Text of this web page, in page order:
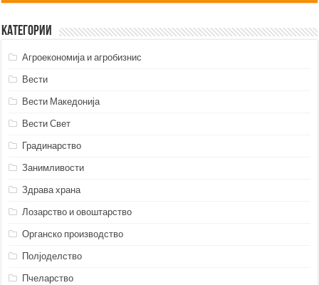
Категории
Агроекономија и агробизнис
Вести
Вести Македонија
Вести Свет
Градинарство
Занимливости
Здрава храна
Лозарство и овоштарство
Органско производство
Полјоделство
Пчеларство